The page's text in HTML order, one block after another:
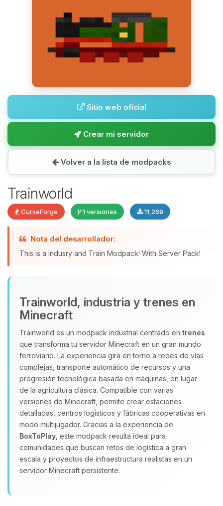
Sitio web oficial
Crear mi servidor
Volver a la lista de modpacks
Trainworld
CurseForge 1 versiones 11,269
Nota del desarrollador:
This is a Indusry and Train Modpack! With Server Pack!
Trainworld, industria y trenes en
Minecraft
Trainworld es un modpack industrial centrado en trenes
que transforma tu servidor Minecraft en un gran mundo
ferroviario. La experiencia gira en torno a redes de vías
complejas, transporte automático de recursos y una
progresión tecnológica basada en máquinas, en lugar
de la agricultura clásica. Compatible con varias
versiones de Minecraft, permite crear estaciones
detalladas, centros logísticos y fábricas cooperativas en
modo multijugador. Gracias a la experiencia de
BoxToPlay , este modpack resulta ideal para
comunidades que buscan retos de logística a gran
escala y proyectos de infraestructura realistas en un
servidor Minecraft persistente.
hablar! Soy Choupy, tu pequeno
asistente de BoxToPlay. Cuentame